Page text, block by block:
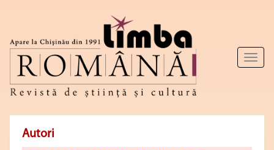
Toggle
Autori